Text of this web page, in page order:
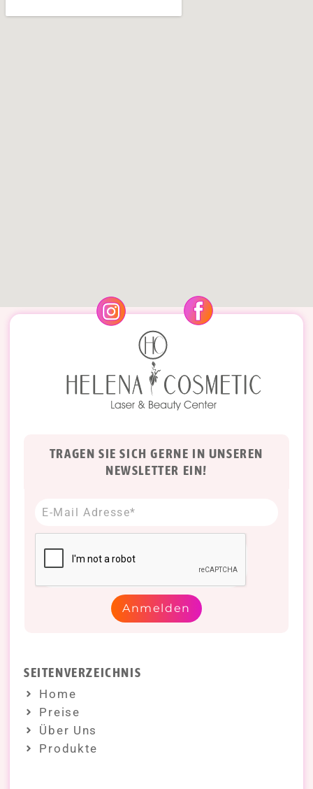
TRAGEN SIE SICH GERNE IN UNSEREN
NEWSLETTER EIN!
Anmelden
SEITENVERZEICHNIS
Home
Preise
Über Uns
Produkte